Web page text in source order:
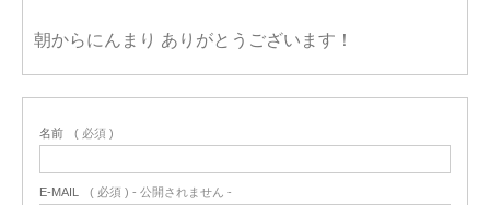
朝からにんまり ありがとうございます！
名前 ( 必須 )
E-MAIL ( 必須 ) - 公開されません -